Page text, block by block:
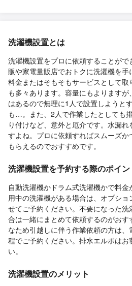
洗濯機設置とは
洗濯機設置をプロに依頼することが
販や家電量販店でおトクに洗濯機を
料金またはそもそもサービスとして取
も多々あります。容量にもよります
はあるので無理に1人で設置しようと
も…。また、2人で作業したとしても
り付けなど、意外と厄介です。水漏
すよね。プロに依頼すればスムーズ
もらえるのでおすすめです。
洗濯機設置を予約する際のポイン
自動洗濯機かドラム式洗濯機かで料
用中の洗濯機がある場合は、オプシ
せてご予約ください。不要になった
合は一緒にまとめて依頼するのがお
なため引越しに伴う作業依頼の方は
程でご予約ください。排水エルボはお
い。
洗濯機設置のメリット